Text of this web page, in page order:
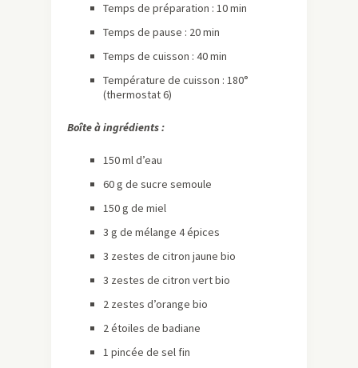
Temps de préparation : 10 min
Temps de pause : 20 min
Temps de cuisson : 40 min
Température de cuisson : 180°
(thermostat 6)
Boîte à ingrédients :
150 ml d’eau
60 g de sucre semoule
150 g de miel
3 g de mélange 4 épices
3 zestes de citron jaune bio
3 zestes de citron vert bio
2 zestes d’orange bio
2 étoiles de badiane
1 pincée de sel fin